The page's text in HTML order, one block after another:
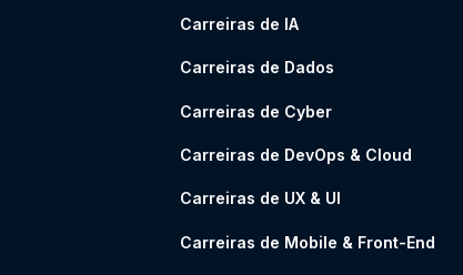
Carreiras de IA
Carreiras de Dados
Carreiras de Cyber
Carreiras de DevOps & Cloud
Carreiras de UX & UI
Carreiras de Mobile & Front-End